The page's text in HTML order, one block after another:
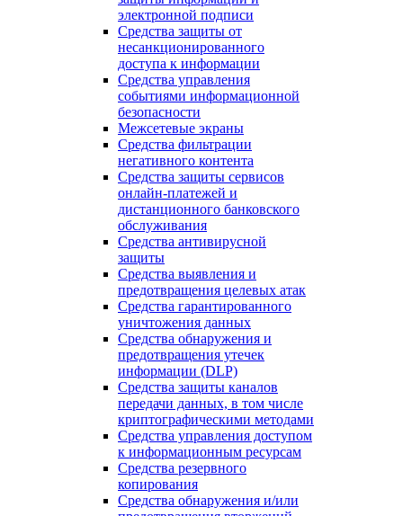
электронной подписи
Средства защиты от
несанкционированного
доступа к информации
Средства управления
событиями информационной
безопасности
Межсетевые экраны
Средства фильтрации
негативного контента
Средства защиты сервисов
онлайн-платежей и
дистанционного банковского
обслуживания
Средства антивирусной
защиты
Средства выявления и
предотвращения целевых атак
Средства гарантированного
уничтожения данных
Средства обнаружения и
предотвращения утечек
информации (DLP)
Средства защиты каналов
передачи данных, в том числе
криптографическими методами
Средства управления доступом
к информационным ресурсам
Средства резервного
копирования
Средства обнаружения и/или